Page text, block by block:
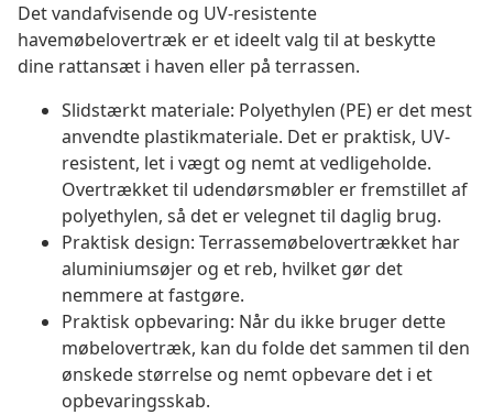
Det vandafvisende og UV-resistente
havemøbelovertræk er et ideelt valg til at beskytte
dine rattansæt i haven eller på terrassen.
Slidstærkt materiale: Polyethylen (PE) er det mest
anvendte plastikmateriale. Det er praktisk, UV-
resistent, let i vægt og nemt at vedligeholde.
Overtrækket til udendørsmøbler er fremstillet af
polyethylen, så det er velegnet til daglig brug.
Praktisk design: Terrassemøbelovertrækket har
aluminiumsøjer og et reb, hvilket gør det
nemmere at fastgøre.
Praktisk opbevaring: Når du ikke bruger dette
møbelovertræk, kan du folde det sammen til den
ønskede størrelse og nemt opbevare det i et
opbevaringsskab.